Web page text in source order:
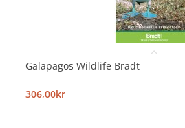
Galapagos Wildlife Bradt
306,00kr